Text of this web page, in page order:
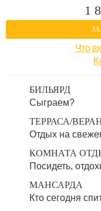
1
Что
БИЛЬЯРД
Сыграем?
ТЕРРАСА/
Отдых на
КОМНАТА
Посидеть,
МАНСАРДА
Кто сегодня